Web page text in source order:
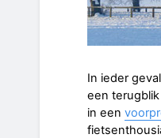
In ieder
een
in een